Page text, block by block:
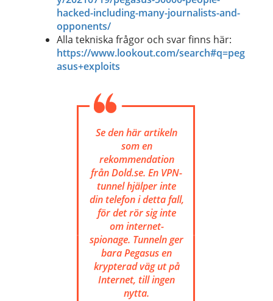
hacked-including-many-journalists-and-
opponents/
Alla tekniska frågor och svar finns här:
https://www.lookout.com/search#q=peg
asus+exploits
Se den här artikeln
som en
rekommendation
från Dold.se. En VPN-
tunnel hjälper inte
din telefon i detta fall,
för det rör sig inte
om internet-
spionage. Tunneln ger
bara Pegasus en
krypterad väg ut på
Internet, till ingen
nytta.